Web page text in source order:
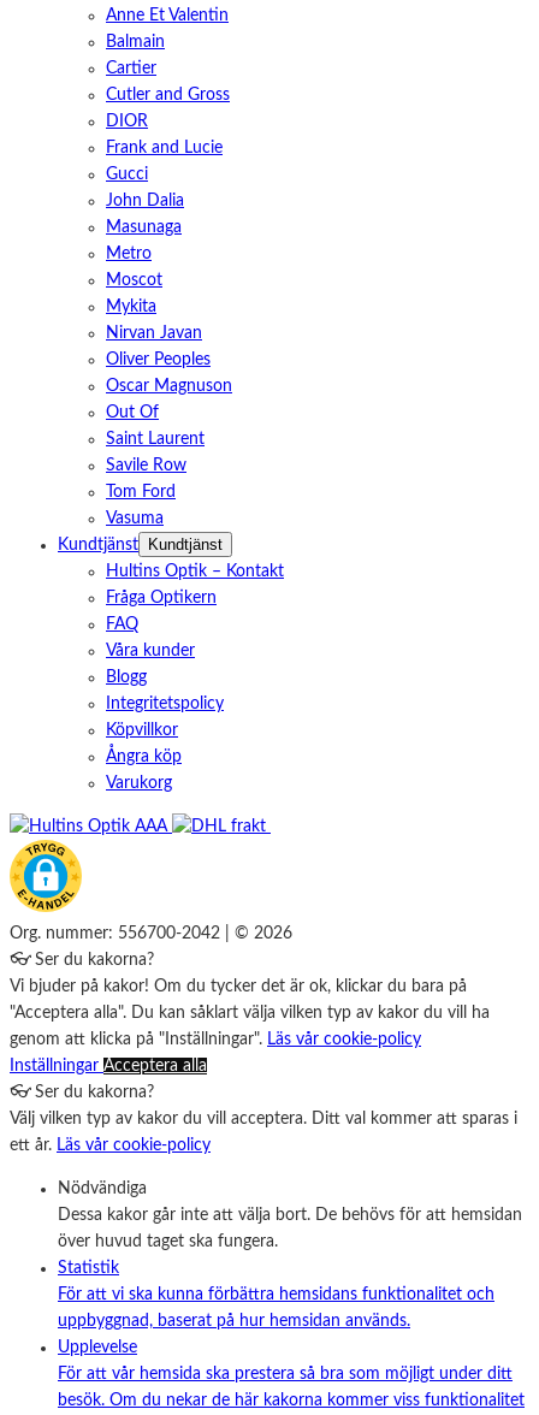
Anne Et Valentin
Balmain
Cartier
Cutler and Gross
DIOR
Frank and Lucie
Gucci
John Dalia
Masunaga
Metro
Moscot
Mykita
Nirvan Javan
Oliver Peoples
Oscar Magnuson
Out Of
Saint Laurent
Savile Row
Tom Ford
Vasuma
Kundtjänst
Kundtjänst
Hultins Optik – Kontakt
Fråga Optikern
FAQ
Våra kunder
Blogg
Integritetspolicy
Köpvillkor
Ångra köp
Varukorg
Org. nummer: 556700-2042 | © 2026
👓 Ser du kakorna?
Vi bjuder på kakor! Om du tycker det är ok, klickar du bara på
"Acceptera alla". Du kan såklart välja vilken typ av kakor du vill ha
genom att klicka på "Inställningar". Läs vår cookie-policy
Inställningar Acceptera alla
👓 Ser du kakorna?
Välj vilken typ av kakor du vill acceptera. Ditt val kommer att sparas i
ett år. Läs vår cookie-policy
Nödvändiga
Dessa kakor går inte att välja bort. De behövs för att hemsidan
över huvud taget ska fungera.
Statistik
För att vi ska kunna förbättra hemsidans funktionalitet och
uppbyggnad, baserat på hur hemsidan används.
Upplevelse
För att vår hemsida ska prestera så bra som möjligt under ditt
besök. Om du nekar de här kakorna kommer viss funktionalitet